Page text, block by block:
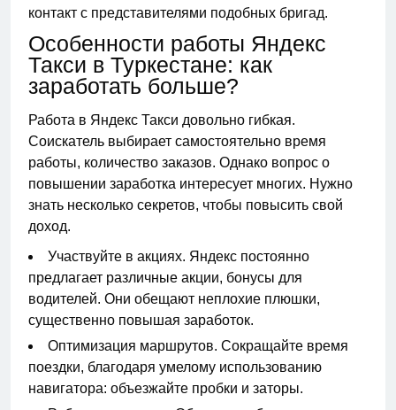
контакт с представителями подобных бригад.
Особенности работы Яндекс
Такси в Туркестане: как
заработать больше?
Работа в Яндекс Такси довольно гибкая.
Соискатель выбирает самостоятельно время
работы, количество заказов. Однако вопрос о
повышении заработка интересует многих. Нужно
знать несколько секретов, чтобы повысить свой
доход.
Участвуйте в акциях. Яндекс постоянно
предлагает различные акции, бонусы для
водителей. Они обещают неплохие плюшки,
существенно повышая заработок.
Оптимизация маршрутов. Сокращайте время
поездки, благодаря умелому использованию
навигатора: объезжайте пробки и заторы.